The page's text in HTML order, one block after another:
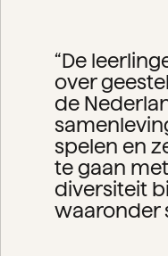
“De
over
de
spelen en
te gaan
diversiteit
waaronder